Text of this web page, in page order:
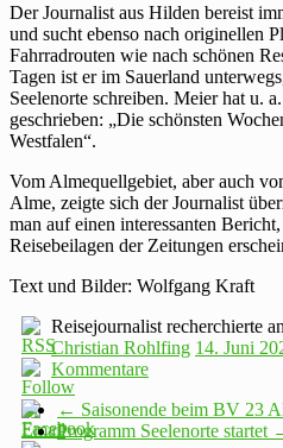
Der Journalist aus Hilden bereist
und sucht ebenso nach originellen
Fahrradrouten wie nach schönen
Tagen ist er im Sauerland
Seelenorte schreiben. Meier hat u.
geschrieben: „Die schönsten
Westfalen“.
Vom Almequellgebiet, aber auch
Alme, zeigte sich der Journalist
man auf einen interessanten
Reisebeilagen der Zeitungen
Text und Bilder: Wolfgang Kraft
Reisejournalist recherchierte
Christian Rohlfing 14. Juni
Kommentare
← Saisonende beim BV 23
Programm Seelenorte startet